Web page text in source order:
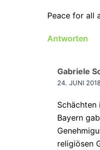
Peace for all
Antworten
Gabriele
24. JUNI
Bayern
religiösen